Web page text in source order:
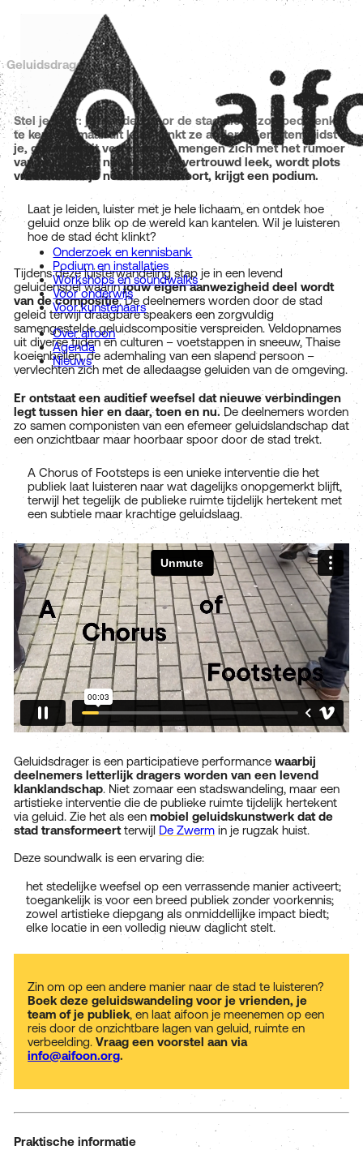
Onderzoek en kennisbank
Podium en installaties
Workshops en soundwalks
Voor onderwijs
Voor kunstenaars
Over aifoon
Agenda
Nieuws
Geluidsdrager
Stel je voor: je wandelt door de stad die je zo goed denkt
te kennen, maar dit keer klinkt ze anders. Een stem gidst
je, geluiden uit verre landen mengen zich met het rumoer
van het hier en nu. Wat eerst vertrouwd leek, wordt plots
vreemd. Wat je normaal niet hoort, krijgt een podium.
Laat je leiden, luister met je hele lichaam, en ontdek hoe
geluid onze blik op de wereld kan kantelen. Wil je luisteren
hoe de stad écht klinkt?
Tijdens deze luisterwandeling stap je in een levend
geluidenspel waarinjouw eigen aanwezigheid deel wordt
van de compositie. De deelnemers worden door de stad
geleid terwijl draagbare speakers een zorgvuldig
samengestelde geluidscompositie verspreiden. Veldopnames
uit diverse tijden en culturen – voetstappen in sneeuw, Thaise
koeienbellen, de ademhaling van een slapend persoon –
vervlechten zich met de alledaagse geluiden van de omgeving.
Er ontstaat een auditief weefsel dat nieuwe verbindingen
legt tussen hier en daar, toen en nu. De deelnemers worden
zo samen componisten van een efemeer geluidslandschap dat
een onzichtbaar maar hoorbaar spoor door de stad trekt.
A Chorus of Footsteps is een unieke interventie die het
publiek laat luisteren naar wat dagelijks onopgemerkt blijft,
terwijl het tegelijk de publieke ruimte tijdelijk hertekent met
een subtiele maar krachtige geluidslaag.
Geluidsdrager is een participatieve performance waarbij
deelnemers letterlijk dragers worden van een levend
klanklandschap. Niet zomaar een stadswandeling, maar een
artistieke interventie die de publieke ruimte tijdelijk hertekent
via geluid. Zie het als een mobiel geluidskunstwerk dat de
stad transformeertterwijl De Zwermin je rugzak huist.
Deze soundwalk is een ervaring die:
het stedelijke weefsel op een verrassende manier activeert;
toegankelijk is voor een breed publiek zonder voorkennis;
zowel artistieke diepgang als onmiddellijke impact biedt;
elke locatie in een volledig nieuw daglicht stelt.
Zin om op een andere manier naar de stad te luisteren?
Boek deze geluidswandeling voor je vrienden, je
team of je publiek, en laat aifoon je meenemen op een
reis door de onzichtbare lagen van geluid, ruimte en
verbeelding.Vraag een voorstel aan via
info@aifoon.org.
Praktische informatie